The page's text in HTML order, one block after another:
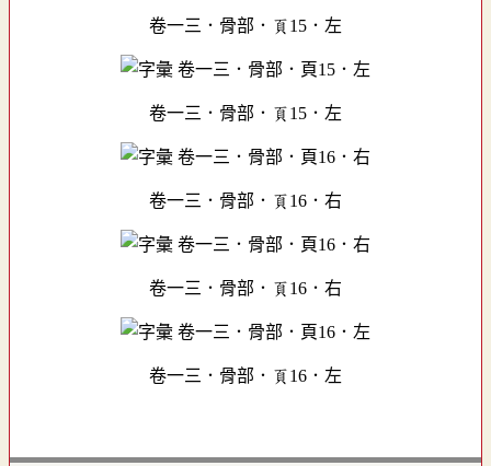
卷一三．骨部．頁15．左
卷一三．骨部．頁15．左
卷一三．骨部．頁16．右
卷一三．骨部．頁16．右
卷一三．骨部．頁16．左